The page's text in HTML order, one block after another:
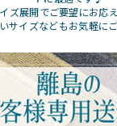
ズ展開でご要望にお応
サイズなどもお気軽に